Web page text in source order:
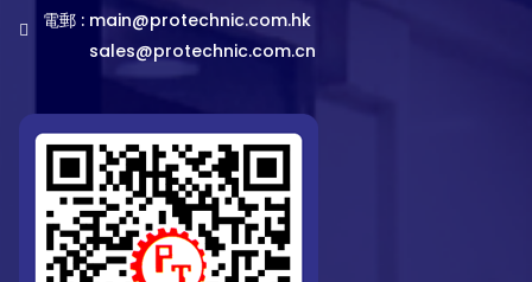
電郵 : main@protechnic.com.hk
sales@protechnic.com.cn